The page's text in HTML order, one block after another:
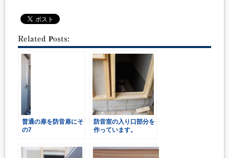
Related Posts:
普通の扉を防音扉にそ
の7
防音室の入り口部分を
作っています。